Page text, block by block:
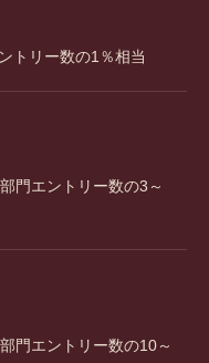
トリー数の1％相当
門エントリー数の3～
門エントリー数の10～